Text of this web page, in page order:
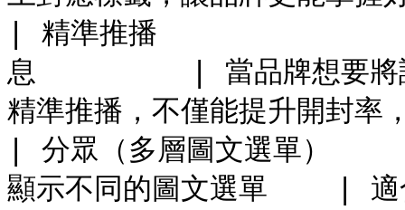
| 精準推播                |
息         | 當品牌想要將訊
精準推播，不僅能提升開封
| 分眾（多層圖文選單）
顯示不同的圖文選單    | 適